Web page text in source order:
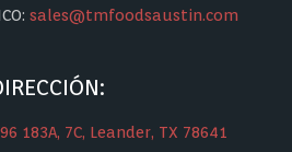
sales@tmfoodsaustin.com
183A, 7C, Leander, TX 78641